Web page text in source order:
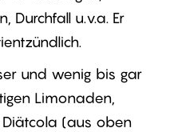
Durchfall u.v.a. Er
und wenig bis gar
Limonaden,
(aus oben